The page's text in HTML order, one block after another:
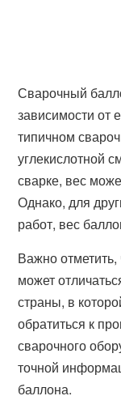
Сварочный
зависимости от
типичном
углекислотной
сварке, вес
Однако, для
работ, вес
Важно
может
страны, в
обратиться к
сварочного
точной
баллона.